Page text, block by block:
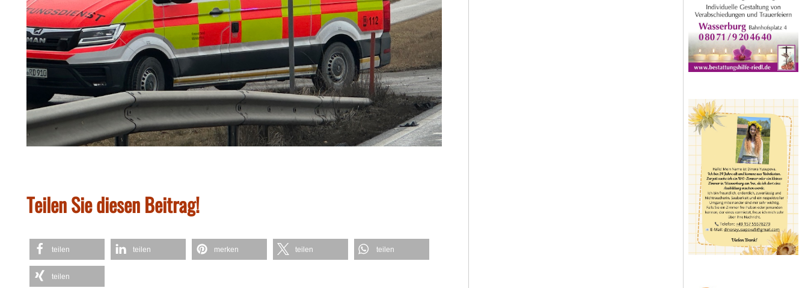
Teilen Sie diesen Beitrag!
teilen teilen merken teilen teilen
teilen